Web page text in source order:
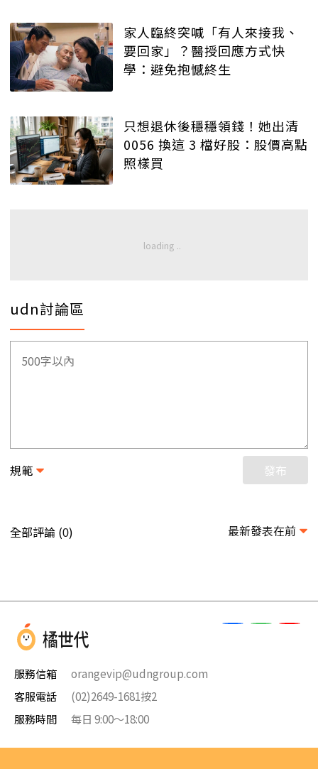
家人臨終突喊「有人來接我、
要回家」？醫授回應方式快
學：避免抱憾終生
只想退休後穩穩領錢！她出清
0056 換這 3 檔好股：股價高點
照樣買
udn討論區
規範 發布
全部評論 (0) 最新發表在前
服務信箱
orangevip@udngroup.com
客服電話
(02)2649-1681按2
服務時間
每日 9:00～18:00